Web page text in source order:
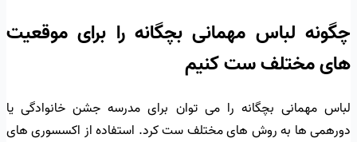
چگونه لباس مهمانی بچگانه را برای موقعیت
های مختلف ست کنیم
لباس مهمانی بچگانه را می توان برای مدرسه جشن خانوادگی یا
دورهمی ها به روش های مختلف ست کرد. استفاده از اکسسوری های